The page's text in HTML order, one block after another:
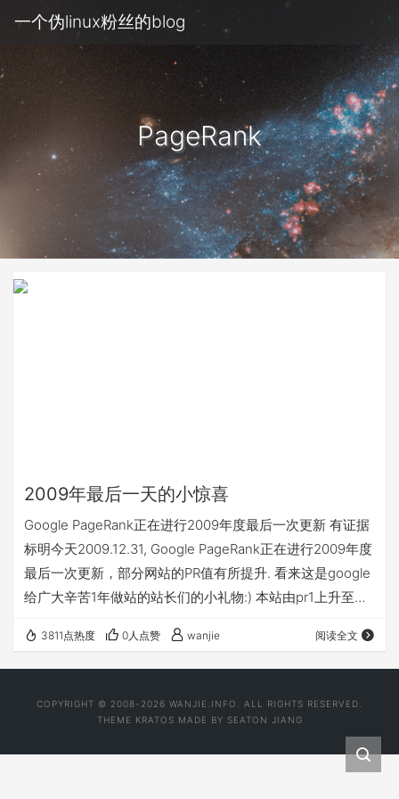
一个伪linux粉丝的blog
PageRank
2009年最后一天的小惊喜
Google PageRank正在进行2009年度最后一次更新 有证据
标明今天2009.12.31, Google PageRank正在进行2009年度
最后一次更新，部分网站的PR值有所提升. 看来这是google
给广大辛苦1年做站的站长们的小礼物:) 本站由pr1上升至
始，愿各位在新的一年里可以做自己计划已久的事，可以逐
步过上自己想要的生活:) :P Web Page URL:
3811点热度 0人点赞 wanjie 阅读全文
COPYRIGHT © 2008-2026 WANJIE.INFO. ALL RIGHTS RESERVED.
THEME KRATOS MADE BY SEATON JIANG